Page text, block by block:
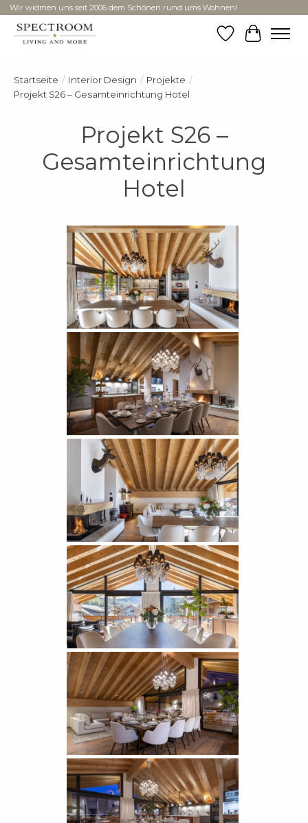
Wir widmen uns seit 2006 dem Schönen rund ums Wohnen!
Wunschzettel
Ihr
Startseite / Interior Design / Projekte /
Projekt S26 – Gesamteinrichtung Hotel
Projekt S26 –
Gesamteinrichtung
Hotel